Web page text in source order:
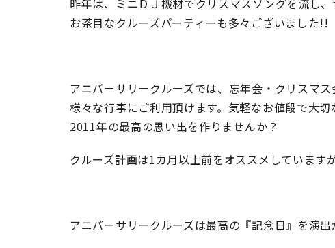
お茶目なクルーズパーティーも多々ございました!!
アニバーサリークルーズでは、忘年会・クリスマス
様々な行事にご利用頂けます。気軽なお値段で大切
2011年の最高の思い出を作りませんか？
クルーズ計画は1カ月以上前をオススメしています
アニバーサリークルーズは最高の『記念日』を演出